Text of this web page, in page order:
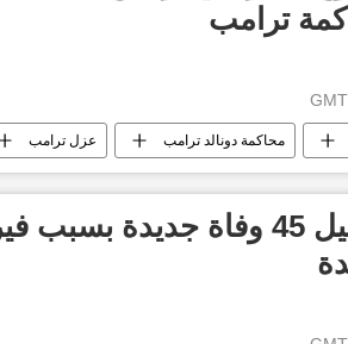
ترامب
محاكمة دونالد ترامب عزل ترامب
الصين: تسجيل 45 وفاة جديدة